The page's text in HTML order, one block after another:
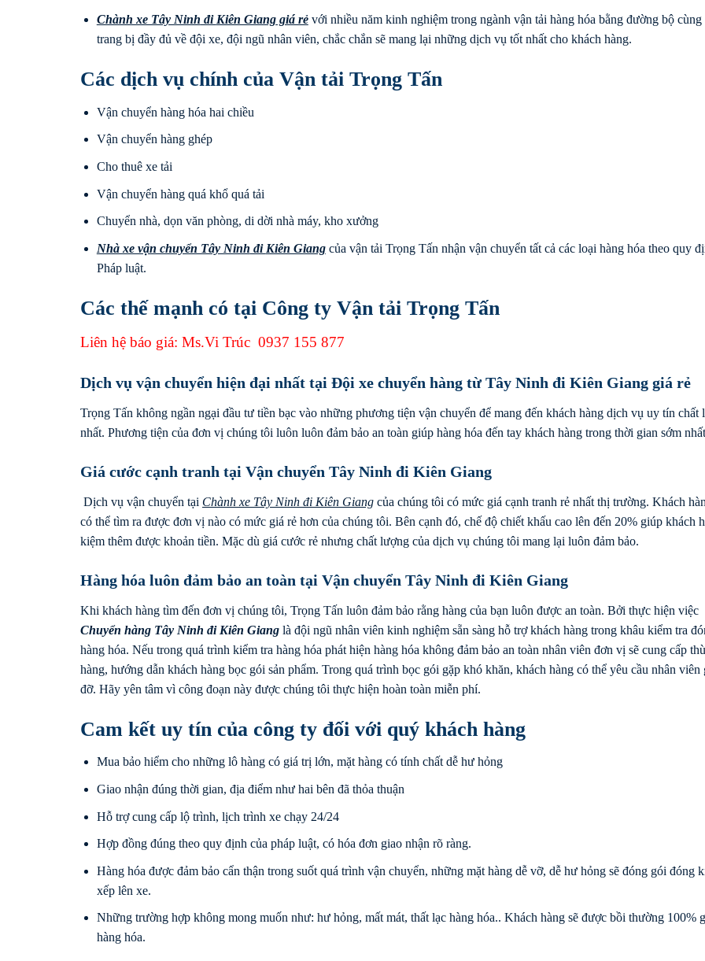
Chành xe Tây Ninh đi Kiên Gianggiá rẻvới nhiều năm kinh nghiệm trong ngành vận tải hàng hóa bằng đường bộ
trang bị đầy đủ về đội xe, đội ngũ nhân viên, chắc chắn sẽ mang lại những dịch vụ tốt nhất cho khách hàng.
Các dịch vụ chính của Vận tải Trọng Tấn
Vận chuyển hàng hóa hai chiều
Vận chuyển hàng ghép
Cho thuê xe tải
Vận chuyển hàng quá khổ quá tải
Chuyển nhà, dọn văn phòng, di dời nhà máy, kho xưởng
Nhà xe vận chuyển Tây Ninh đi Kiên Giangcủa vận tải Trọng Tấn nhận vận chuyển tất cả các loại hàng hóa theo quy
Pháp luật.
Các thế mạnh có tại Công ty Vận tải Trọng Tấn
Liên hệ báo giá: Ms.Vi Trúc 0937 155 877
Dịch vụ vận chuyển hiện đại nhất tại Đội xe chuyển hàng từ Tây Ninh đi Kiên Giang giá rẻ
Trọng Tấn không ngần ngại đầu tư tiền bạc vào những phương tiện vận chuyển để mang đến khách hàng dịch vụ uy tín chất
nhất. Phương tiện của đơn vị chúng tôi luôn luôn đảm bảo an toàn giúp hàng hóa đến tay khách hàng trong thời gian sớm
Giá cước cạnh tranh tại Vận chuyển Tây Ninh đi Kiên Giang
Dịch vụ vận chuyển tại Chành xe Tây Ninh đi Kiên Giang của chúng tôi có mức giá cạnh tranh rẻ nhất thị trường. Khách
có thể tìm ra được đơn vị nào có mức giá rẻ hơn của chúng tôi. Bên cạnh đó, chế độ chiết khấu cao lên đến 20% giúp khách
kiệm thêm được khoản tiền. Mặc dù giá cước rẻ nhưng chất lượng của dịch vụ chúng tôi mang lại luôn đảm bảo.
Hàng hóa luôn đảm bảo an toàn tại Vận chuyển Tây Ninh đi Kiên Giang
Khi khách hàng tìm đến đơn vị chúng tôi, Trọng Tấn luôn đảm bảo rằng hàng của bạn luôn được an toàn. Bởi thực hiện việc
Chuyển hàng Tây Ninh đi Kiên Giang là đội ngũ nhân viên kinh nghiệm sẵn sàng hỗ trợ khách hàng trong khâu kiểm tra
hàng hóa. Nếu trong quá trình kiểm tra hàng hóa phát hiện hàng hóa không đảm bảo an toàn nhân viên đơn vị sẽ cung cấp
hàng, hướng dẫn khách hàng bọc gói sản phẩm. Trong quá trình bọc gói gặp khó khăn, khách hàng có thể yêu cầu nhân viên
đỡ. Hãy yên tâm vì công đoạn này được chúng tôi thực hiện hoàn toàn miễn phí.
Cam kết uy tín của công ty đối với quý khách hàng
Mua bảo hiểm cho những lô hàng có giá trị lớn, mặt hàng có tính chất dễ hư hỏng
Giao nhận đúng thời gian, địa điểm như hai bên đã thỏa thuận
Hỗ trợ cung cấp lộ trình, lịch trình xe chạy 24/24
Hợp đồng đúng theo quy định của pháp luật, có hóa đơn giao nhận rõ ràng.
Hàng hóa được đảm bảo cẩn thận trong suốt quá trình vận chuyển, những mặt hàng dễ vỡ, dễ hư hỏng sẽ đóng gói đóng
xếp lên xe.
Những trường hợp không mong muốn như: hư hỏng, mất mát, thất lạc hàng hóa.. Khách hàng sẽ được bồi thường 100%
hàng hóa.